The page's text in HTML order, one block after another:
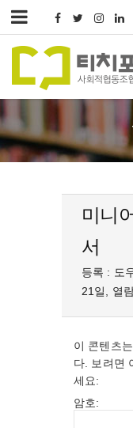
미니
서
등록 : 도
21일, 열
이 콘텐츠
다. 보려면
세요:
암호: